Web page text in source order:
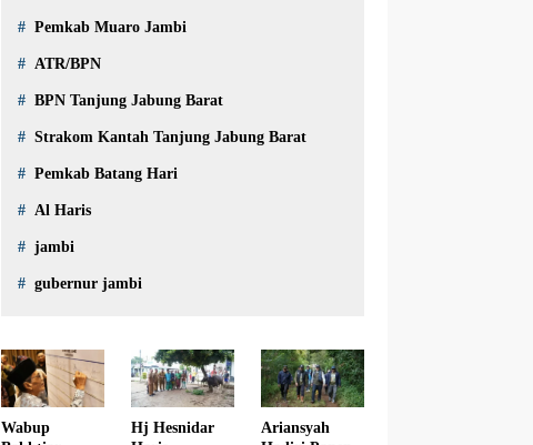
Pemkab Muaro Jambi
ATR/BPN
BPN Tanjung Jabung Barat
Strakom Kantah Tanjung Jabung Barat
Pemkab Batang Hari
Al Haris
jambi
gubernur jambi
Wabup
Hj Hesnidar
Ariansyah